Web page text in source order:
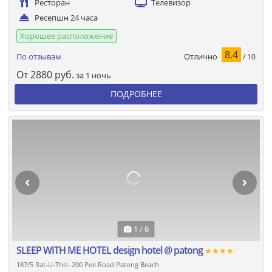
Ресторан
Телевизор
Ресепшн 24 часа
Хорошее расположение
По отзывам
Отлично 8.4 / 10
От2880 руб. за 1 ночь
ПОДРОБНЕЕ
1 / 6
SLEEP WITH ME HOTEL design hotel @ patong★★★★
187/5 Rat-U-Thit- 200 Pee Road Patong Beach